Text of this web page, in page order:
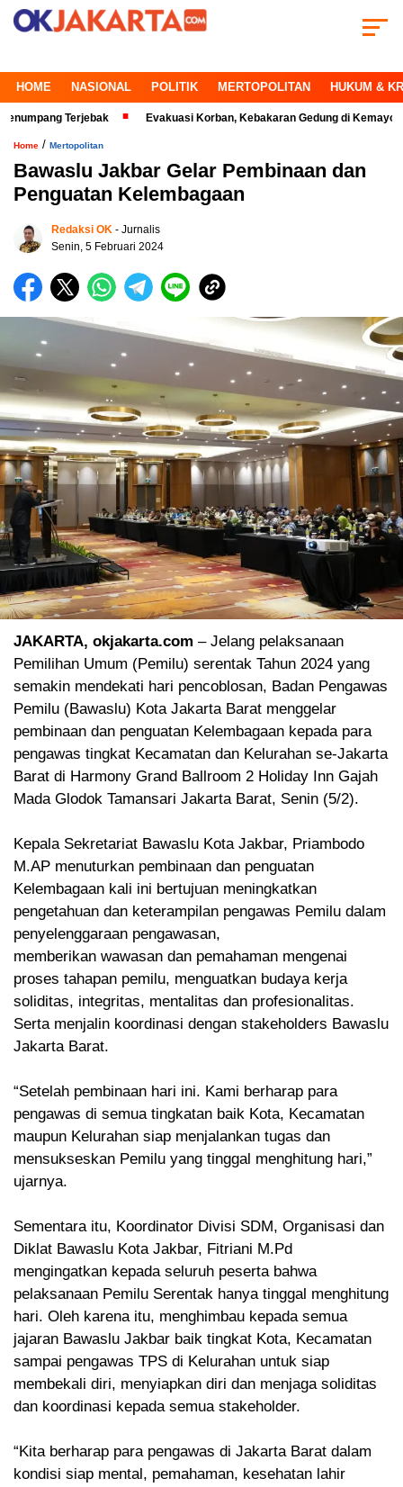
HOME NASIONAL POLITIK MERTOPOLITAN HUKUM &
Terjebak Evakuasi Korban, Kebakaran Gedung di Kemayoran
Home / Mertopolitan
Bawaslu Jakbar Gelar Pembinaan dan
Penguatan Kelembagaan
Redaksi OK - Jurnalis
Senin, 5 Februari 2024
JAKARTA, okjakarta.com – Jelang pelaksanaan
Pemilihan Umum (Pemilu) serentak Tahun 2024 yang
semakin mendekati hari pencoblosan, Badan Pengawas
Pemilu (Bawaslu) Kota Jakarta Barat menggelar
pembinaan dan penguatan Kelembagaan kepada para
pengawas tingkat Kecamatan dan Kelurahan se-Jakarta
Barat di Harmony Grand Ballroom 2 Holiday Inn Gajah
Mada Glodok Tamansari Jakarta Barat, Senin (5/2).
Kepala Sekretariat Bawaslu Kota Jakbar, Priambodo
M.AP menuturkan pembinaan dan penguatan
Kelembagaan kali ini bertujuan meningkatkan
pengetahuan dan keterampilan pengawas Pemilu dalam
penyelenggaraan pengawasan,
memberikan wawasan dan pemahaman mengenai
proses tahapan pemilu, menguatkan budaya kerja
soliditas, integritas, mentalitas dan profesionalitas.
Serta menjalin koordinasi dengan stakeholders Bawaslu
Jakarta Barat.
“Setelah pembinaan hari ini. Kami berharap para
pengawas di semua tingkatan baik Kota, Kecamatan
maupun Kelurahan siap menjalankan tugas dan
mensukseskan Pemilu yang tinggal menghitung hari,”
ujarnya.
Sementara itu, Koordinator Divisi SDM, Organisasi dan
Diklat Bawaslu Kota Jakbar, Fitriani M.Pd
mengingatkan kepada seluruh peserta bahwa
pelaksanaan Pemilu Serentak hanya tinggal menghitung
hari. Oleh karena itu, menghimbau kepada semua
jajaran Bawaslu Jakbar baik tingkat Kota, Kecamatan
sampai pengawas TPS di Kelurahan untuk siap
membekali diri, menyiapkan diri dan menjaga soliditas
dan koordinasi kepada semua stakeholder.
“Kita berharap para pengawas di Jakarta Barat dalam
kondisi siap mental, pemahaman, kesehatan lahir